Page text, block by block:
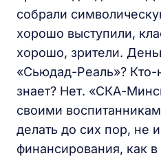
собрали
хорошо выступили,
хорошо, зрители.
«Сьюдад-Реаль»? Кто-
знает? Нет. «СКА-
своими
делать до сих пор, не
финансирования, как